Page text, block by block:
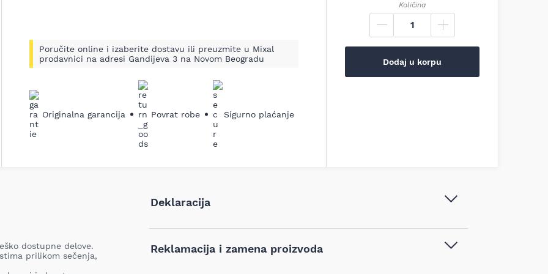
Poručite online i izaberite dostavu ili preuzmite u Mixal
prodavnici na adresi Gandijeva 3 na Novom Beogradu
Originalna garancija Povrat robe Sigurno plaćanje
Količina
Dodaj u korpu
dostupne delove.
prilikom sečenja,
Deklaracija
26150225JA
Reklamacija i zamena proizvoda